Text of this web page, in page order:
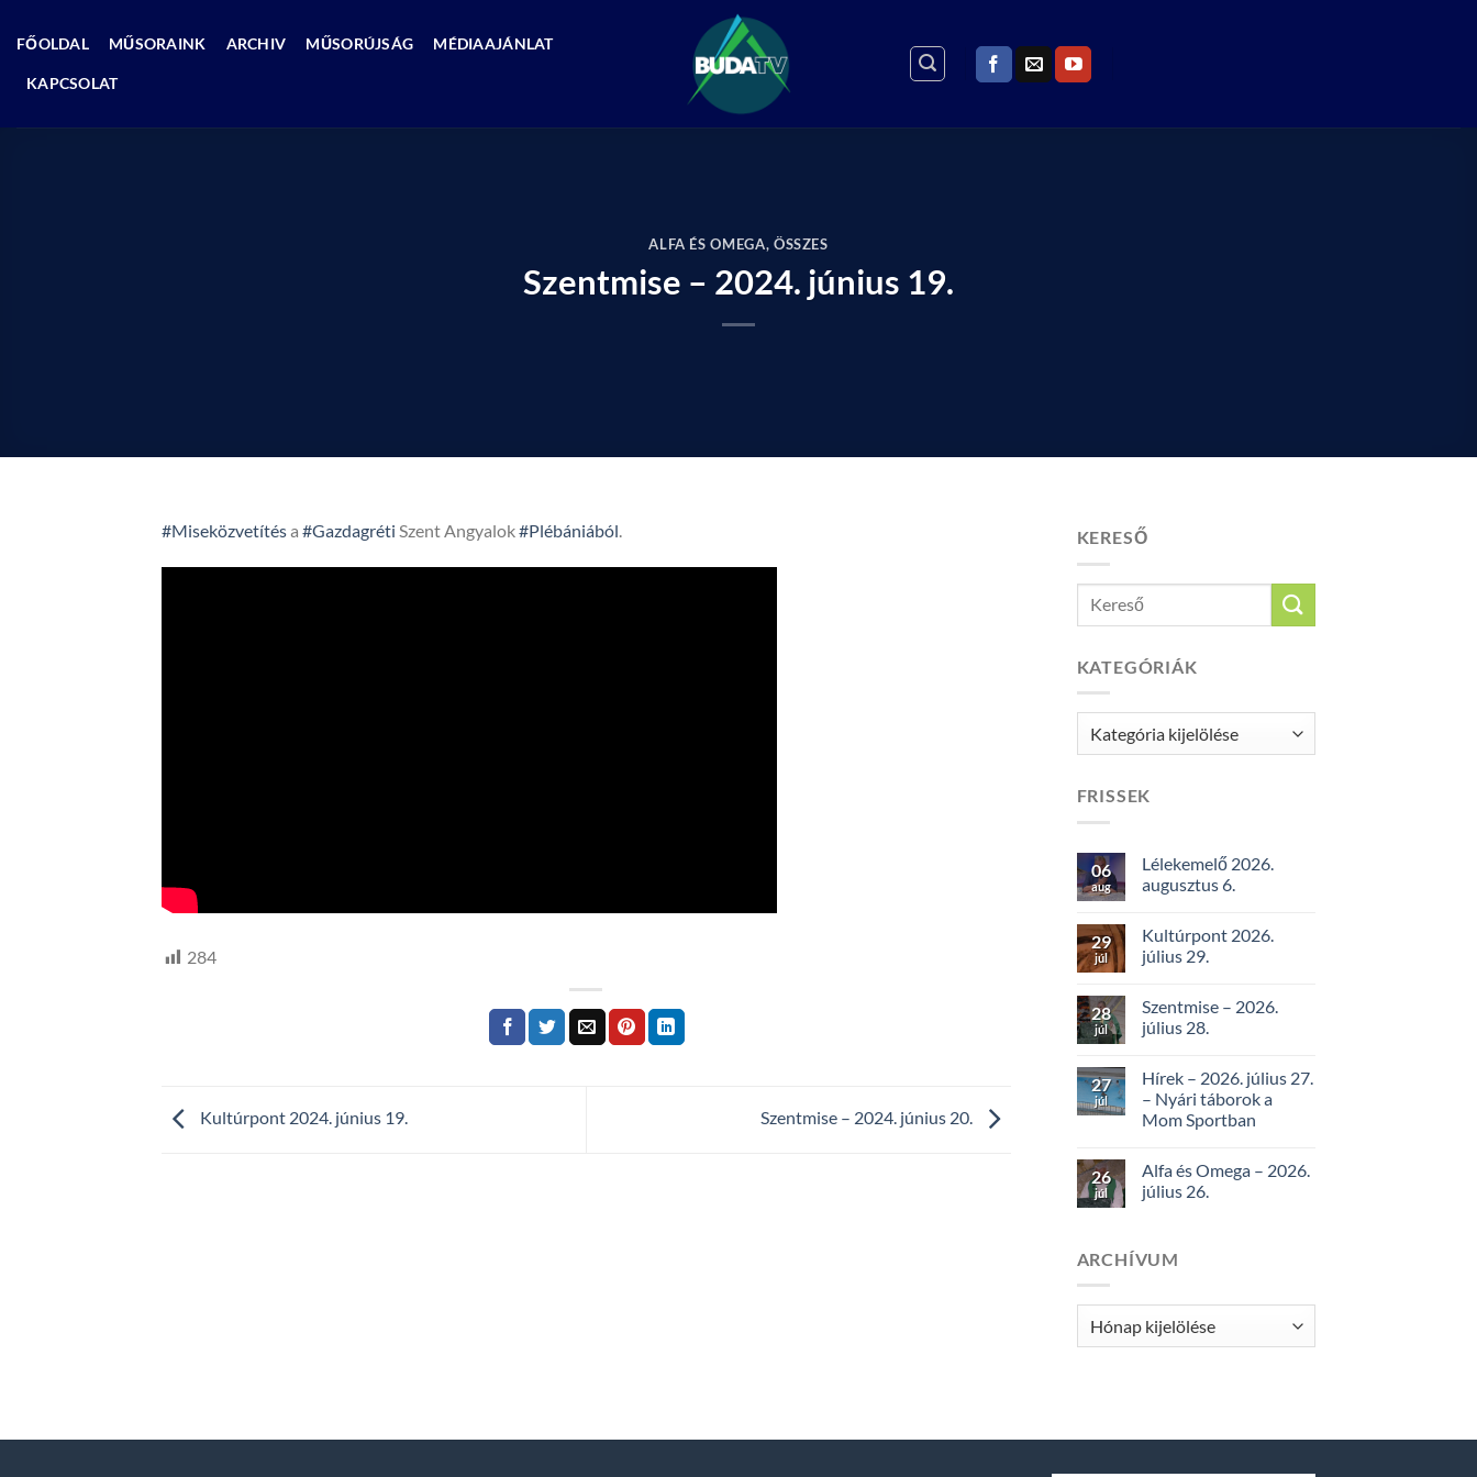
FŐOLDAL MŰSORAINK ARCHIV MŰSORÚJSÁG MÉDIAAJÁNLAT
KAPCSOLAT
ALFA ÉS OMEGA, ÖSSZES
Szentmise – 2024. június 19.
#Miseközvetítésa #Gazdagréti Szent Angyalok#Plébániából.
284
Kultúrpont 2024. június 19. Szentmise – 2024. június 20.
KERESŐ
KATEGÓRIÁK
Kategóriák
FRISSEK
06
aug
Lélekemelő 2026.
augusztus 6.
29
júl
Kultúrpont 2026.
július 29.
28
júl
Szentmise – 2026.
július 28.
27
júl
Hírek – 2026. július 27.
– Nyári táborok a
Mom Sportban
26
júl
Alfa és Omega – 2026.
július 26.
ARCHÍVUM
Archívum